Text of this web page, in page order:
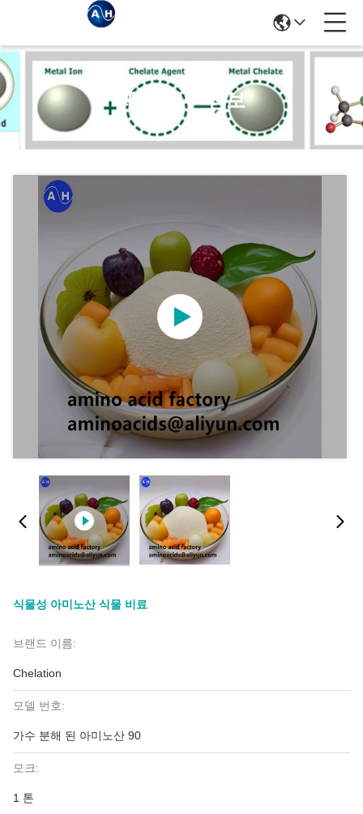
제품 세부 정보
식물성 아미노산 식물 비료
브랜드 이름:
Chelation
모델 번호:
가수 분해 된 아미노산 90
모크:
1 톤